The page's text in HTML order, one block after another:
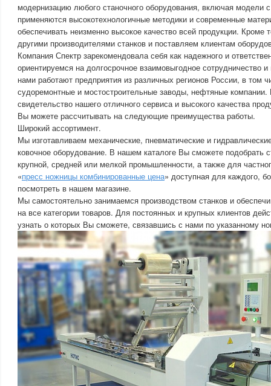
модернизацию любого станочного оборудования, включая модели
применяются высокотехнологичные методики и современные
обеспечивать неизменно высокое качество всей продукции. Кроме
другими производителями станков и поставляем клиентам
Компания Спектр зарекомендовала себя как надежного и
ориентируемся на долгосрочное взаимовыгодное сотрудничество
нами работают предприятия из различных регионов России, в том
судоремонтные и мостостроительные заводы, нефтяные
свидетельство нашего отличного сервиса и высокого качества
Вы можете рассчитывать на следующие преимущества работы.
Широкий ассортимент.
Мы изготавливаем механические, пневматические и
ковочное оборудование. В нашем каталоге Вы сможете подобрать
крупной, средней или мелкой промышленности, а также для
«пресс ножницы комбинированные цена» доступная для каждого,
посмотреть в нашем магазине.
Мы самостоятельно занимаемся производством станков и
на все категории товаров. Для постоянных и крупных клиентов
узнать о которых Вы сможете, связавшись с нами по указанному